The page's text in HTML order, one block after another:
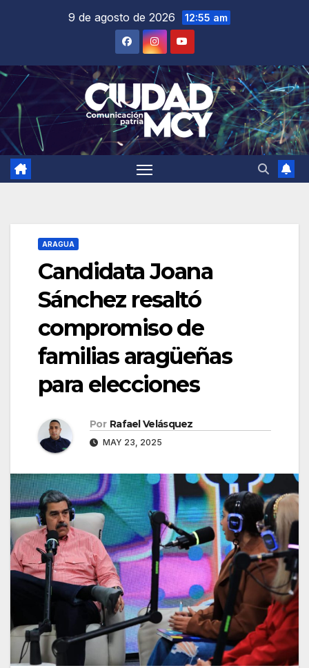
9 de agosto de 2026 12:55 am
ARAGUA
Candidata Joana
Sánchez resaltó
compromiso de
familias aragüeñas
para elecciones
Por Rafael Velásquez
MAY 23, 2025